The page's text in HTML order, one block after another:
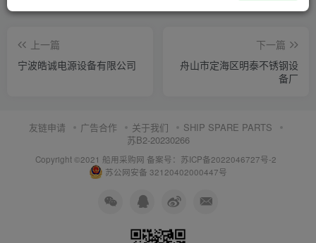
上一篇
宁波皓诚电源设备有限公司
下一篇
舟山市定海区明泰不锈钢设
备厂
友链申请 广告合作 关于我们
SHIP SPARE PARTS
苏B2-20230266
Copyright ©2021 船用采购网 备案号：苏ICP备2022046727号-2
苏公网安备 32120402000447号